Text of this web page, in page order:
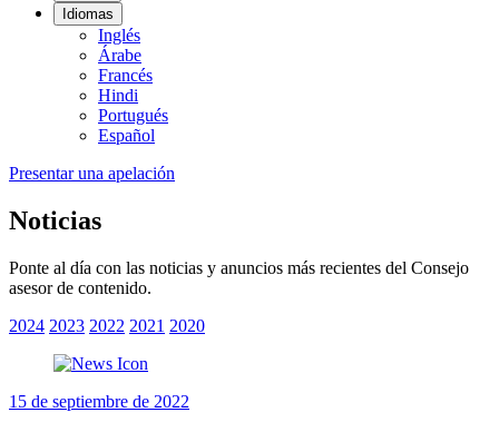
Idiomas
Inglés
Árabe
Francés
Hindi
Portugués
Español
Presentar una apelación
Noticias
Ponte al día con las noticias y anuncios más recientes del Consejo
asesor de contenido.
2024 2023 2022 2021 2020
15 de septiembre de 2022